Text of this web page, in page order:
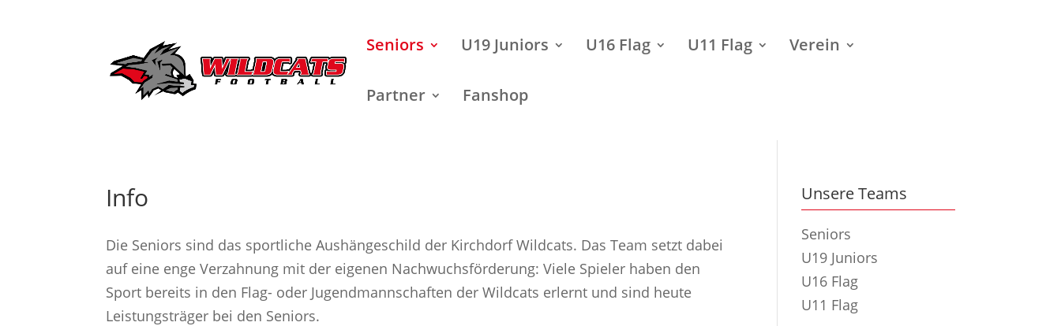
Seniors U19 Juniors U16 Flag U11 Flag Verein
Partner Fanshop
Info
Die Seniors sind das sportliche Aushängeschild der Kirchdorf Wildcats. Das Team setzt dabei
auf eine enge Verzahnung mit der eigenen Nachwuchsförderung: Viele Spieler haben den
Sport bereits in den Flag- oder Jugendmannschaften der Wildcats erlernt und sind heute
Leistungsträger bei den Seniors.
Unsere Teams
Seniors
U19 Juniors
U16 Flag
U11 Flag